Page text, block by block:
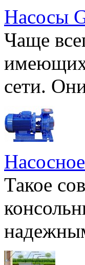
Насосы
Чаще
имеющих
сети.
Такое